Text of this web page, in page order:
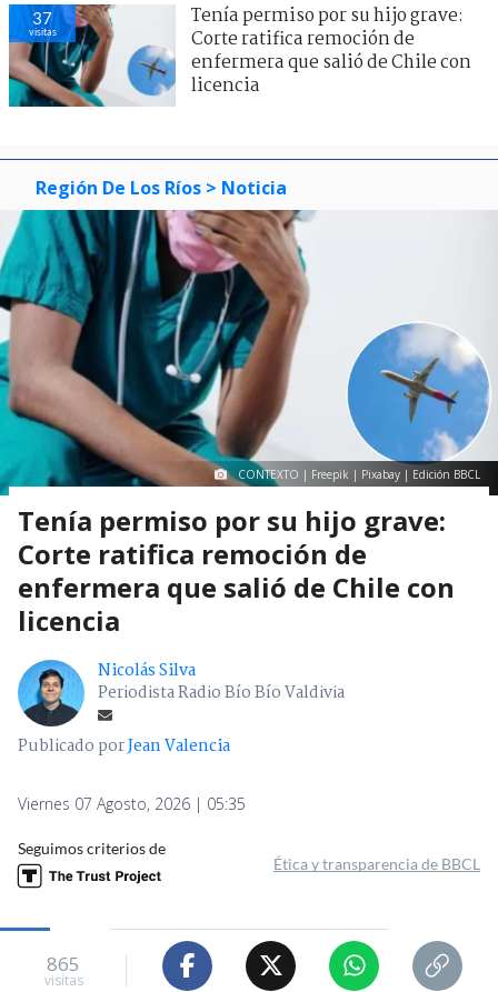
37
visitas
Tenía permiso por su hijo grave:
Corte ratifica remoción de
enfermera que salió de Chile con
licencia
Región De Los Ríos > Noticia
CONTEXTO | Freepik | Pixabay | Edición BBCL
Tenía permiso por su hijo grave:
Corte ratifica remoción de
enfermera que salió de Chile con
licencia
Nicolás Silva
Periodista Radio Bío Bío Valdivia
Publicado porJean Valencia
Viernes 07 Agosto, 2026 | 05:35
Seguimos criterios de
Ética y transparencia de BBCL
865
visitas